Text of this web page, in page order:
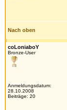
Nach oben
coLoniaboY
Bronze-User
Anmeldungsdatum:
28.10.2008
Beiträge: 20